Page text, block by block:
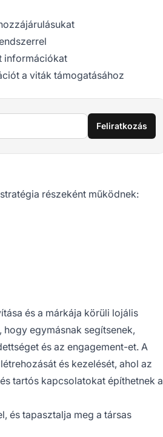
információkat
a viták támogatásához
Feliratkozás
részeként működnek:
és a márkája körüli lojális
egymásnak segítsenek,
és az engagement-et. A
és kezelését, ahol az
tartós kapcsolatokat építhetnek a
és tapasztalja meg a társas